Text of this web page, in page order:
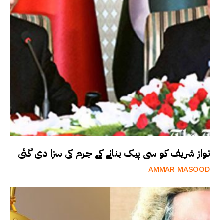
نواز شریف کو سی پیک بنانے کے جرم کی سزا دی گئی
AMMAR MASOOD